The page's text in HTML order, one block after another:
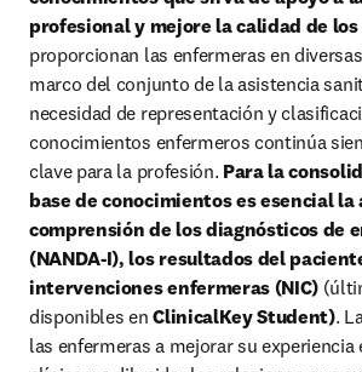
profesional y mejore la calidad de
proporcionan las enfermeras en
marco del conjunto de la asistencia
necesidad de representación y
conocimientos enfermeros continúa
clave para la profesión. Para la
base de conocimientos es esencial la
comprensión de los diagnósticos de
(NANDA-I), los resultados del
intervenciones enfermeras (NIC)
disponibles en ClinicalKey Student).
las enfermeras a mejorar su experiencia